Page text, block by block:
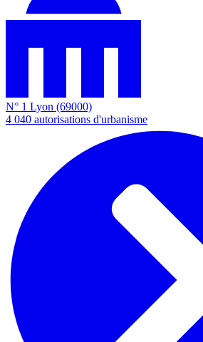
N° 1 Lyon (69000)
4 040 autorisations d'urbanisme